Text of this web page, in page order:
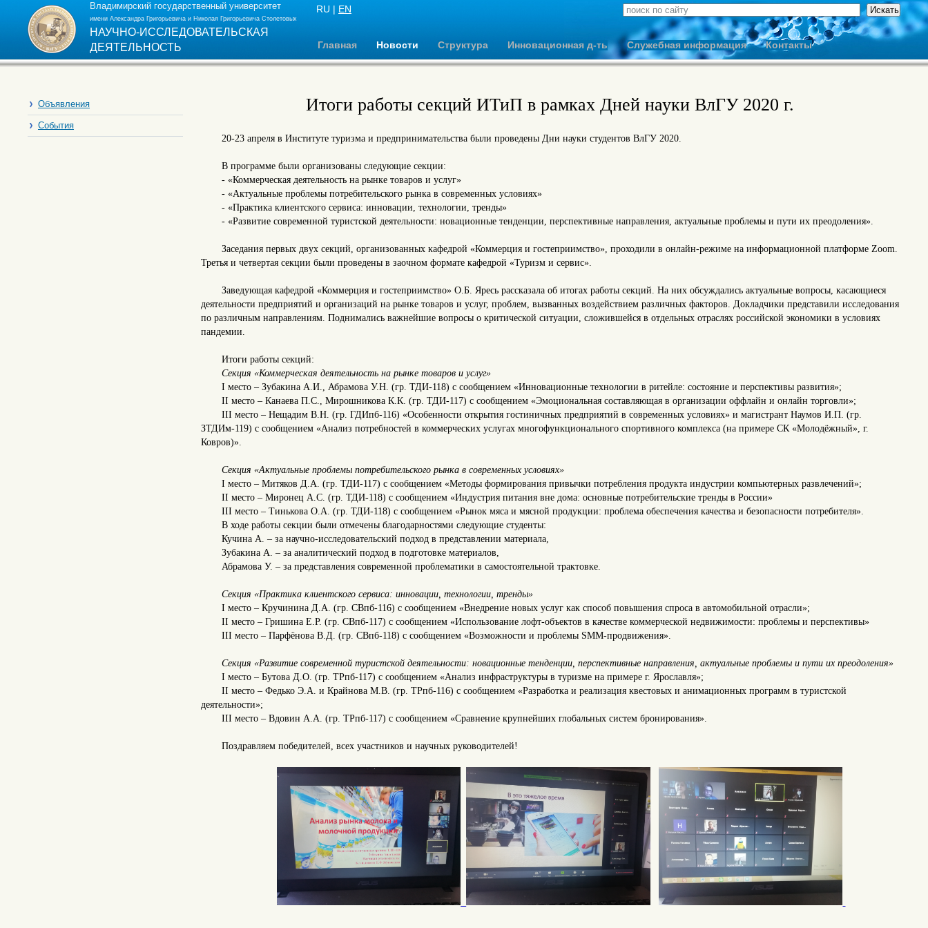
Владимирский государственный университет
имени Александра Григорьевича и Николая Григорьевича Столетовых
НАУЧНО-ИССЛЕДОВАТЕЛЬСКАЯ
ДЕЯТЕЛЬНОСТЬ
RU | EN
Главная Новости Структура Инновационная д-ть Служебная информация Контакты
Объявления
События
Итоги работы секций ИТиП в рамках Дней науки ВлГУ 2020 г.
20-23 апреля в Институте туризма и предпринимательства были проведены Дни науки студентов ВлГУ 2020.
В программе были организованы следующие секции:
- «Коммерческая деятельность на рынке товаров и услуг»
- «Актуальные проблемы потребительского рынка в современных условиях»
- «Практика клиентского сервиса: инновации, технологии, тренды»
- «Развитие современной туристской деятельности: новационные тенденции, перспективные направления, актуальные проблемы и пути их преодоления».
Заседания первых двух секций, организованных кафедрой «Коммерция и гостеприимство», проходили в онлайн-режиме на информационной платформе Zoom.
Третья и четвертая секции были проведены в заочном формате кафедрой «Туризм и сервис».
Заведующая кафедрой «Коммерция и гостеприимство» О.Б. Яресь рассказала об итогах работы секций. На них обсуждались актуальные вопросы, касающиеся
деятельности предприятий и организаций на рынке товаров и услуг, проблем, вызванных воздействием различных факторов. Докладчики представили исследования
по различным направлениям. Поднимались важнейшие вопросы о критической ситуации, сложившейся в отдельных отраслях российской экономики в условиях
пандемии.
Итоги работы секций:
Секция «Коммерческая деятельность на рынке товаров и услуг»
I место – Зубакина А.И., Абрамова У.Н. (гр. ТДИ-118) с сообщением «Инновационные технологии в ритейле: состояние и перспективы развития»;
II место – Канаева П.С., Мирошникова К.К. (гр. ТДИ-117) с сообщением «Эмоциональная составляющая в организации оффлайн и онлайн торговли»;
III место – Нещадим В.Н. (гр. ГДИпб-116) «Особенности открытия гостиничных предприятий в современных условиях» и магистрант Наумов И.П. (гр.
ЗТДИм-119) с сообщением «Анализ потребностей в коммерческих услугах многофункционального спортивного комплекса (на примере СК «Молодёжный», г.
Ковров)».
Секция «Актуальные проблемы потребительского рынка в современных условиях»
I место – Митяков Д.А. (гр. ТДИ-117) с сообщением «Методы формирования привычки потребления продукта индустрии компьютерных развлечений»;
II место – Миронец А.С. (гр. ТДИ-118) с сообщением «Индустрия питания вне дома: основные потребительские тренды в России»
III место – Тинькова О.А. (гр. ТДИ-118) с сообщением «Рынок мяса и мясной продукции: проблема обеспечения качества и безопасности потребителя».
В ходе работы секции были отмечены благодарностями следующие студенты:
Кучина А. – за научно-исследовательский подход в представлении материала,
Зубакина А. – за аналитический подход в подготовке материалов,
Абрамова У. – за представления современной проблематики в самостоятельной трактовке.
Секция «Практика клиентского сервиса: инновации, технологии, тренды»
I место – Кручинина Д.А. (гр. СВпб-116) с сообщением «Внедрение новых услуг как способ повышения спроса в автомобильной отрасли»;
II место – Гришина Е.Р. (гр. СВпб-117) с сообщением «Использование лофт-объектов в качестве коммерческой недвижимости: проблемы и перспективы»
III место – Парфёнова В.Д. (гр. СВпб-118) с сообщением «Возможности и проблемы SMM-продвижения».
Секция «Развитие современной туристской деятельности: новационные тенденции, перспективные направления, актуальные проблемы и пути их преодоления»
I место – Бутова Д.О. (гр. ТРпб-117) с сообщением «Анализ инфраструктуры в туризме на примере г. Ярославля»;
II место – Федько Э.А. и Крайнова М.В. (гр. ТРпб-116) с сообщением «Разработка и реализация квестовых и анимационных программ в туристской
деятельности»;
III место – Вдовин А.А. (гр. ТРпб-117) с сообщением «Сравнение крупнейших глобальных систем бронирования».
Поздравляем победителей, всех участников и научных руководителей!